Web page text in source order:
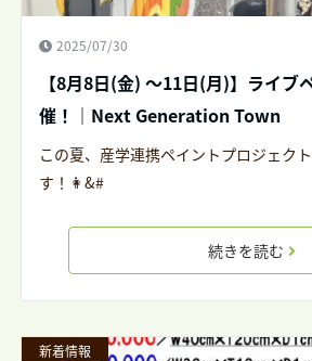
2025/07/30
【8月8日(金) ～11日(月)】ライブ
催！｜Next Generation Town
この夏、産学連携ペイントプロジェク
す！👩&#
続きを読む
新着情報